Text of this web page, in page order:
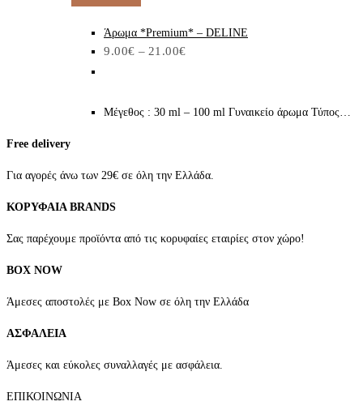
προϊόν
έχει
Οι
να
σελίδα
Άρωμα *Premium* – DELINE
9.00€ – 21.00€
range:
Μέγεθος : 30 ml – 100 ml Γυναικείο άρωμα Τύπος…
Free delivery
Για αγορές άνω των 29€ σε όλη την Ελλάδα.
ΚΟΡΥΦΑΙΑ BRANDS
Σας παρέχουμε προϊόντα από τις κορυφαίες εταιρίες στον χώρο!
BOX NOW
Άμεσες αποστολές με Box Now σε όλη την Ελλάδα
ΑΣΦΑΛΕΙΑ
Άμεσες και εύκολες συναλλαγές με ασφάλεια.
ΕΠΙΚΟΙΝΩΝΙΑ